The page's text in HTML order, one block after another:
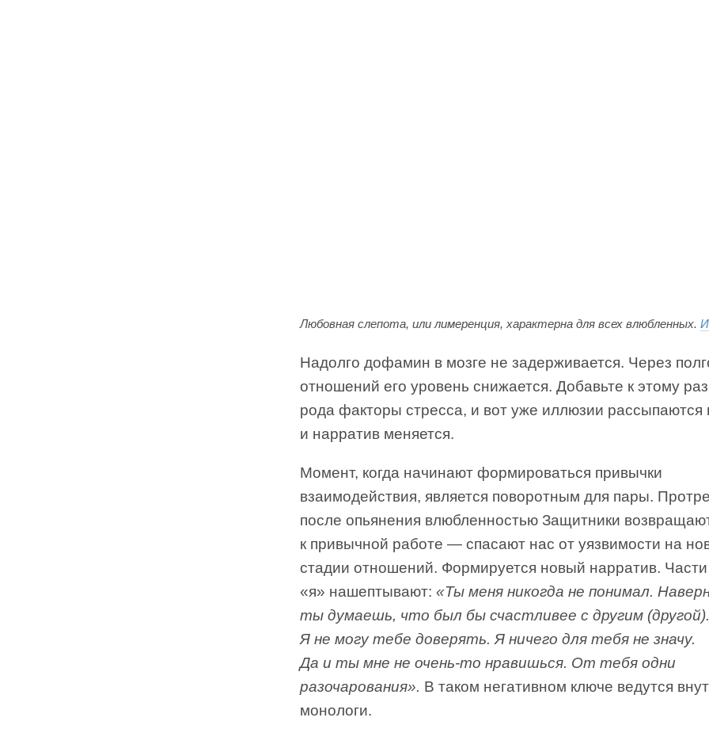
Любовная слепота, или лимеренция, характерна для всех влюбленных.
Надолго дофамин в мозге не задерживается. Через
отношений его уровень снижается. Добавьте к этому
рода факторы стресса, и вот уже иллюзии рассыпаются
и нарратив меняется.
Момент, когда начинают формироваться привычки
взаимодействия, является поворотным для пары.
после опьянения влюбленностью Защитники
к привычной работе — спасают нас от уязвимости на
стадии отношений. Формируется новый нарратив.
«я» нашептывают: «Ты меня никогда не понимал.
ты думаешь, что был бы счастливее с другим (другой).
Я не могу тебе доверять. Я ничего для тебя не значу.
Да и ты мне не очень-то нравишься. От тебя одни
разочарования». В таком негативном ключе ведутся
монологи.